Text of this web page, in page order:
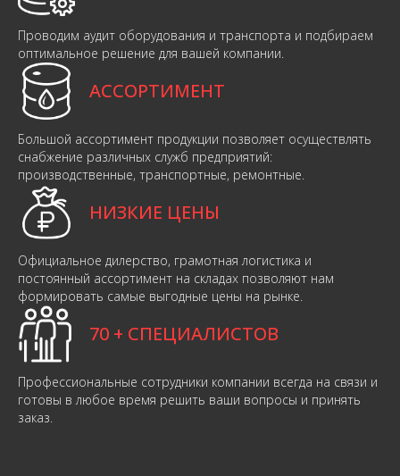
Проводим аудит оборудования и транспорта и подбираем
оптимальное решение для вашей компании.
АССОРТИМЕНТ
Большой ассортимент продукции позволяет осуществлять
снабжение различных служб предприятий:
производственные, транспортные, ремонтные.
НИЗКИЕ ЦЕНЫ
Официальное дилерство, грамотная логистика и
постоянный ассортимент на складах позволяют нам
формировать самые выгодные цены на рынке.
70 + СПЕЦИАЛИСТОВ
Профессиональные сотрудники компании всегда на связи и
готовы в любое время решить ваши вопросы и принять
заказ.